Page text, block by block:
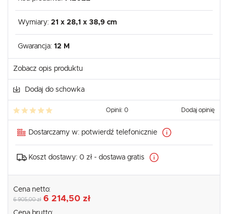
Wymiary: 21 x 28,1 x 38,9 cm
Gwarancja: 12 M
Zobacz opis produktu
Dodaj do schowka
Opinii: 0 Dodaj opinię
Dostarczamy w: potwierdź telefonicznie
Koszt dostawy: 0 zł - dostawa gratis
Cena netto:
6 905,00 zł 6 214,50 zł